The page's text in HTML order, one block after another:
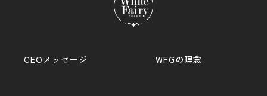
CEOメッセージ WFGの理念